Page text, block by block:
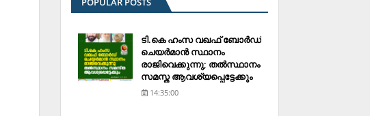
ടി.കെ ഹംസ വഖഫ് ബോര്‍ഡ്
ചെയര്‍മാന്‍ സ്ഥാനം
രാജിവെക്കുന്നു; തല്‍സ്ഥാനം
സമസ്ത ആവശ്യപ്പെട്ടേക്കും
14:35:00